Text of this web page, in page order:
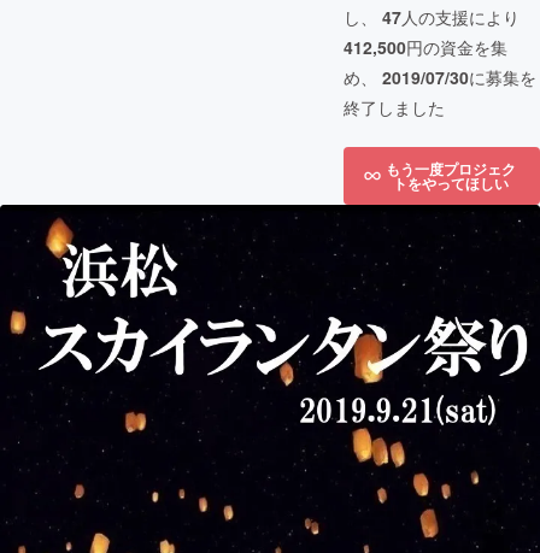
し、 47人の支援により
412,500円の資金を集
め、 2019/07/30に募集を
終了しました
もう一度プロジェク
トをやってほしい